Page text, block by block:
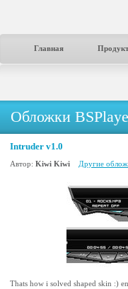
Главная
Обложки
Intruder v1.0
Автор: Kiwi Kiwi Другие
Thats how i solved shaped skin :)